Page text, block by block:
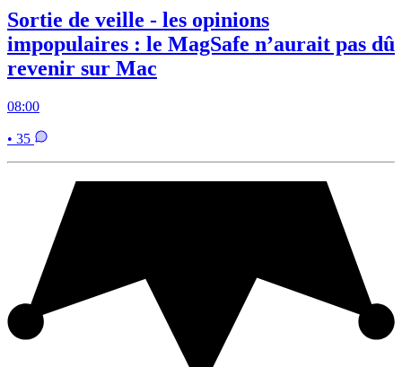
Sortie de veille - les opinions
impopulaires : le MagSafe n’aurait pas dû
revenir sur Mac
08:00
• 35